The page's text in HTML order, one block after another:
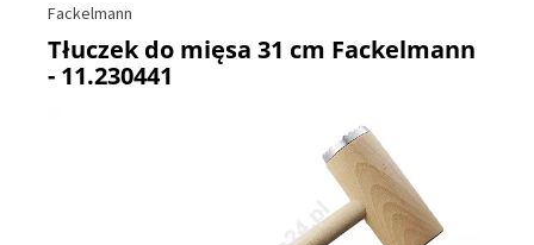
Fackelmann
Tłuczek do mięsa 31 cm Fackelmann
- 11.230441